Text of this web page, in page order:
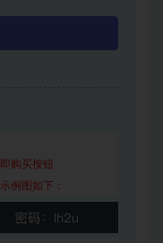
购买按钮
例图如下：